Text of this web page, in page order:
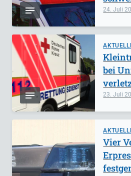
24. Juli
23. Juli
bei
Vier